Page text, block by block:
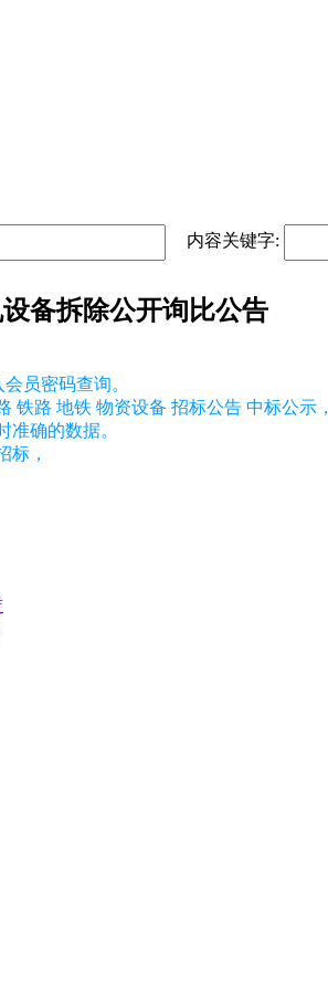
内容关键字:
备拆除公开询比公告
员密码查询。
铁路 地铁 物资设备 招标公告 中标公示，
确的数据。
标，